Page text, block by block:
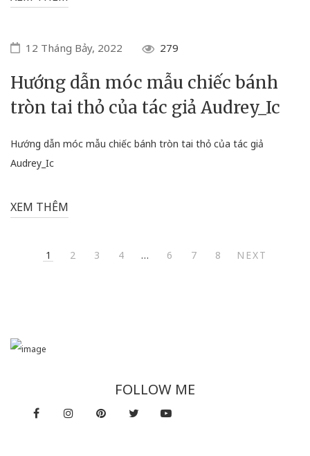
12 Tháng Bảy, 2022 279
Hướng dẫn móc mẫu chiếc bánh
tròn tai thỏ của tác giả Audrey_Ic
Hướng dẫn móc mẫu chiếc bánh tròn tai thỏ của tác giả
Audrey_Ic
XEM THÊM
1 2 3 4 … 6 7 8 NEXT
FOLLOW ME